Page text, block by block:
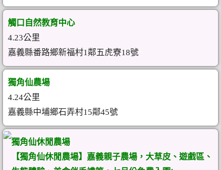
觸口自然教育中心
4.23公里
嘉義縣番路鄉新福村1鄰五虎寮18號
獨角仙農場
4.24公里
嘉義縣中埔鄉石弄村15鄰45號
獨角仙休閒農場
【獨角仙休閒農場】嘉義親子農場，大草皮、遊戲區、